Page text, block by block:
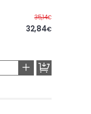
35,14€Antes
32,84€
+